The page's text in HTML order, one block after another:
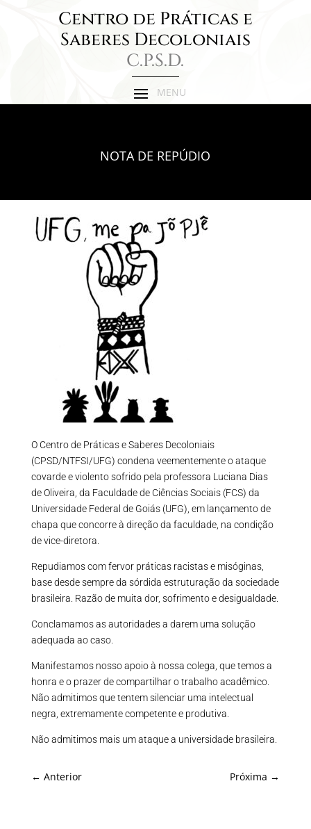
Centro de Práticas e
Saberes Decoloniais
C.P.S.D.
NOTA DE REPÚDIO
O Centro de Práticas e Saberes Decoloniais
(CPSD/NTFSI/UFG) condena veementemente o ataque
covarde e violento sofrido pela professora Luciana Dias
de Oliveira, da Faculdade de Ciências Sociais (FCS) da
Universidade Federal de Goiás (UFG), em lançamento de
chapa que concorre à direção da faculdade, na condição
de vice-diretora.
Repudiamos com fervor práticas racistas e misóginas,
base desde sempre da sórdida estruturação da sociedade
brasileira. Razão de muita dor, sofrimento e desigualdade.
Conclamamos as autoridades a darem uma solução
adequada ao caso.
Manifestamos nosso apoio à nossa colega, que temos a
honra e o prazer de compartilhar o trabalho acadêmico.
Não admitimos que tentem silenciar uma intelectual
negra, extremamente competente e produtiva.
Não admitimos mais um ataque a universidade brasileira.
← Anterior Próxima →